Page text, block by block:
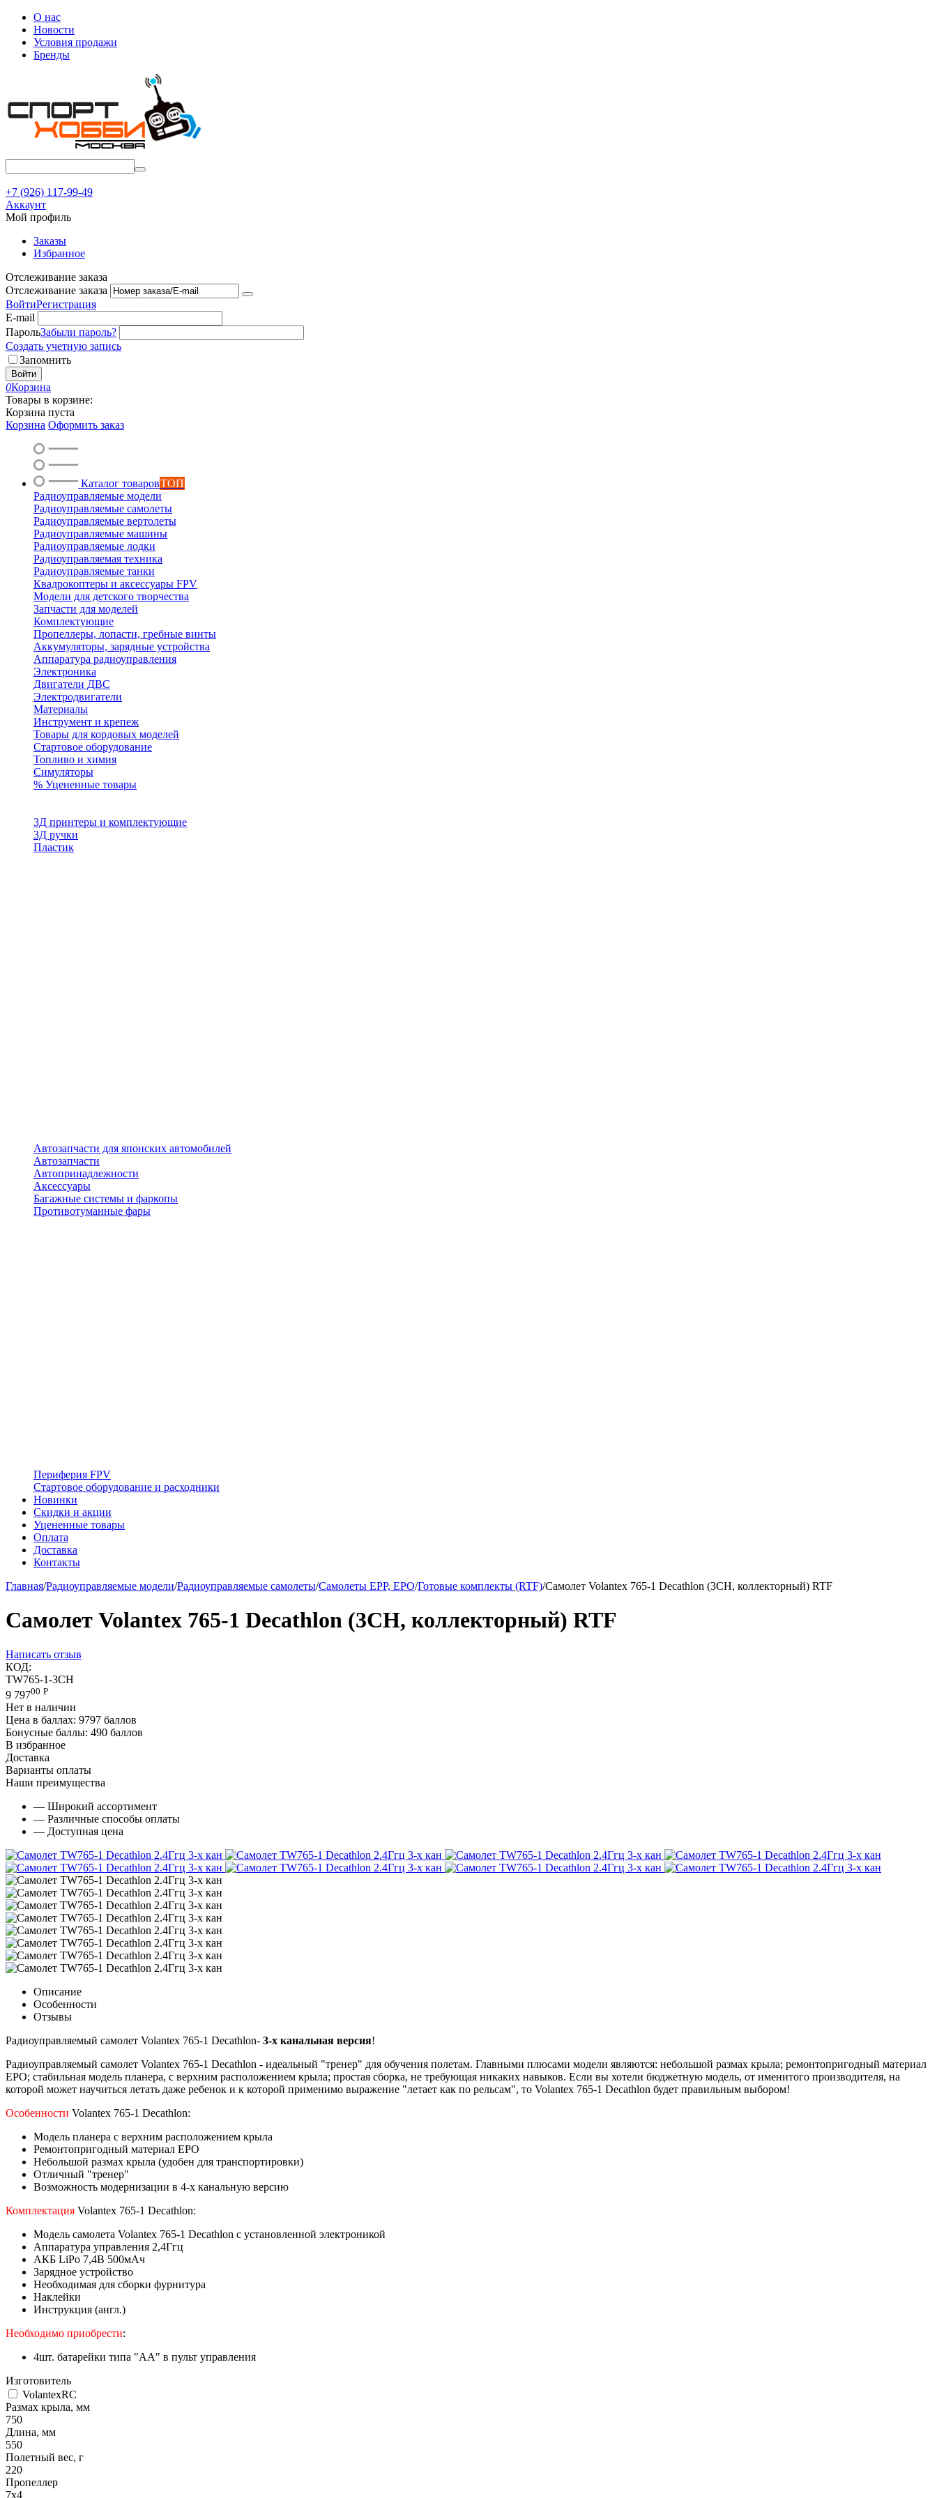
О нас
Новости
Условия продажи
Бренды
+7 (926) 117-99-49
Аккаунт
Мой профиль
Заказы
Избранное
Отслеживание заказа
Отслеживание заказа
ВойтиРегистрация
E-mail
ПарольЗабыли пароль?
Создать учетную запись
Запомнить
Войти
0Корзина
Товары в корзине:
Корзина пуста
Корзина Оформить заказ
Каталог товаровТОП
Радиоуправляемые модели
Радиоуправляемые самолеты
Радиоуправляемые вертолеты
Радиоуправляемые машины
Радиоуправляемые лодки
Радиоуправляемая техника
Радиоуправляемые танки
Квадрокоптеры и аксессуары FPV
Модели для детского творчества
Запчасти для моделей
Комплектующие
Пропеллеры, лопасти, гребные винты
Аккумуляторы, зарядные устройства
Аппаратура радиоуправления
Электроника
Двигатели ДВС
Электродвигатели
Материалы
Инструмент и крепеж
Товары для кордовых моделей
Стартовое оборудование
Топливо и химия
Симуляторы
% Уцененные товары
3Д принтеры и комплектующие
3Д ручки
Пластик
Автозапчасти для японских автомобилей
Автозапчасти
Автопринадлежности
Аксессуары
Багажные системы и фаркопы
Противотуманные фары
Периферия FPV
Стартовое оборудование и расходники
Новинки
Скидки и акции
Уцененные товары
Оплата
Доставка
Контакты
Главная/Радиоуправляемые модели/Радиоуправляемые самолеты/Самолеты EPP, EPO/Готовые комплекты (RTF)/Самолет Volantex 765-1 Decathlon (3CH, коллекторный) RTF
Самолет Volantex 765-1 Decathlon (3CH, коллекторный) RTF
Написать отзыв
КОД:
TW765-1-3CH
9 79700 Р
Нет в наличии
Цена в баллах: 9797 баллов
Бонусные баллы: 490 баллов
В избранное
Доставка
Варианты оплаты
Наши преимущества
— Широкий ассортимент
— Различные способы оплаты
— Доступная цена
Описание
Особенности
Отзывы
Радиоуправляемый самолет Volantex 765-1 Decathlon- 3-х канальная версия!
Радиоуправляемый самолет Volantex 765-1 Decathlon - идеальный "тренер" для обучения полетам. Главными плюсами модели являются: небольшой размах крыла; ремонтопригодный материал
EPO; стабильная модель планера, с верхним расположением крыла; простая сборка, не требующая никаких навыков. Если вы хотели бюджетную модель, от именитого производителя, на
которой может научиться летать даже ребенок и к которой применимо выражение "летает как по рельсам", то Volantex 765-1 Decathlon будет правильным выбором!
Особенности Volantex 765-1 Decathlon:
Модель планера с верхним расположением крыла
Ремонтопригодный материал EPO
Небольшой размах крыла (удобен для транспортировки)
Отличный "тренер"
Возможность модернизации в 4-х канальную версию
Комплектация Volantex 765-1 Decathlon:
Модель самолета Volantex 765-1 Decathlon с установленной электроникой
Аппаратура управления 2,4Ггц
АКБ LiPo 7,4В 500мАч
Зарядное устройство
Необходимая для сборки фурнитура
Наклейки
Инструкция (англ.)
Необходимо приобрести:
4шт. батарейки типа "АА" в пульт управления
Изготовитель
VolantexRC
Размах крыла, мм
750
Длина, мм
550
Полетный вес, г
220
Пропеллер
7x4